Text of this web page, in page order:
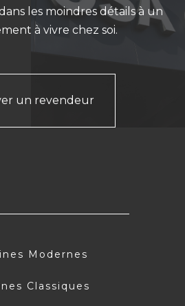
les moindres détails à un
à vivre chez soi.
un revendeur
Modernes
Classiques